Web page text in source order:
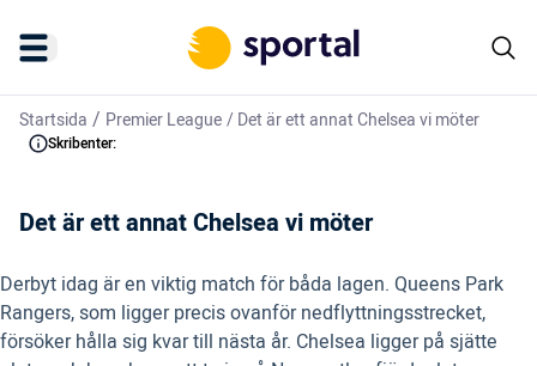
Startsida / Premier League/Det är ett annat Chelsea vi möter
Skribenter:
Det är ett annat Chelsea vi möter
Derbyt idag är en viktig match för båda lagen. Queens Park
Rangers, som ligger precis ovanför nedflyttningsstrecket,
försöker hålla sig kvar till nästa år. Chelsea ligger på sjätte